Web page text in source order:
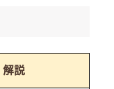
解説